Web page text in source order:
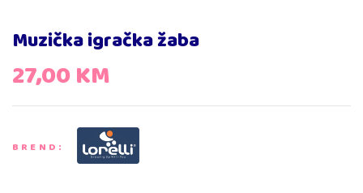
Muzička igračka žaba
27,00KM
BREND: